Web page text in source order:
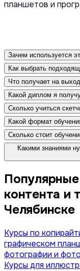
планшетов и
Зачем используется
Что получает на
Какой диплом я
Какой формат
Какими знаниями
Популярные курсы про создание
контента и
Челябинске
Курсы по
графическом
фотографии и
Курсы для